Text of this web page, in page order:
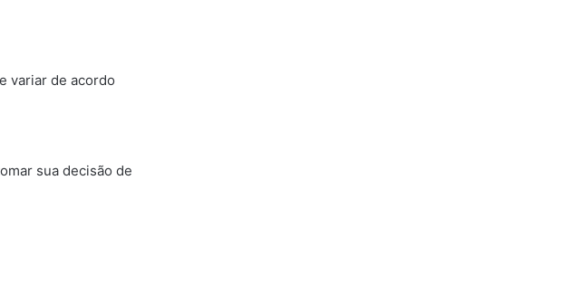
variar de acordo
sua decisão de